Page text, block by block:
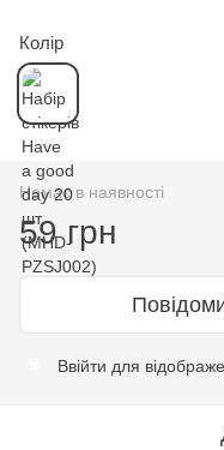
Колір
Немає в наявності
59 грн
Ввійти для